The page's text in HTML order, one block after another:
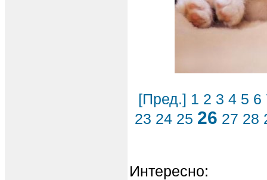
[Пред.] 1 2 3 4 5 6
23 24 25 26 27 28
Интересно: